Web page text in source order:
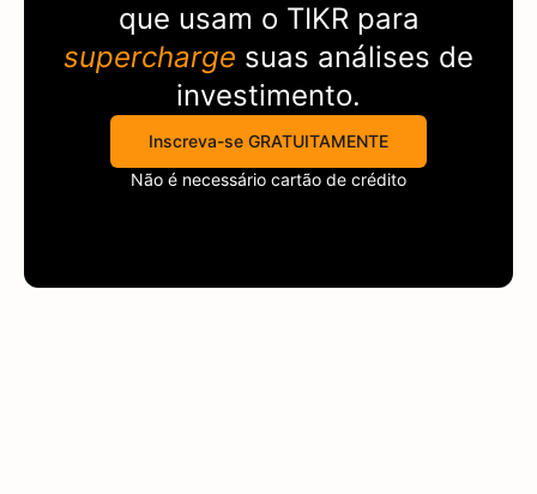
que usam o TIKRpara
supercharge suas análises de
investimento.
Inscreva-se GRATUITAMENTE
Não é necessário cartão de crédito